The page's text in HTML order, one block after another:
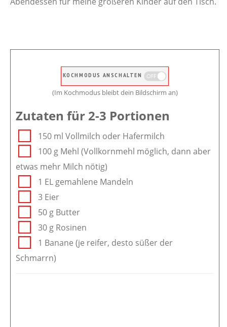
KOCHMODUS ANSCHALTEN
(Im Kochmodus bleibt dein Bildschirm an)
Zutaten für 2-3 Portionen
150 ml Vollmilch oder Hafermilch
100 g Mehl (Vollkornmehl möglich, dann aber
etwas mehr Milch nötig)
1 EL gemahlene Mandeln
3 Eier
50 g Butter
30 g Rosinen
1 Banane (je reifer, desto süßer der
Schmarrn)